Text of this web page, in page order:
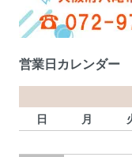
営業日カレンダー
日
月